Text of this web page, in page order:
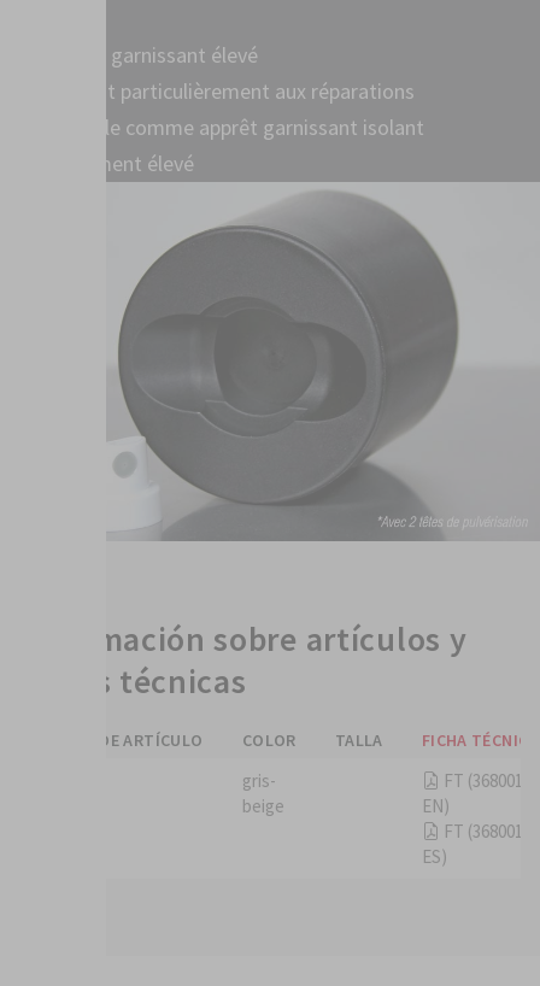
Pouvoir garnissant élevé
Convient particulièrement aux réparations
Utilisable comme apprêt garnissant isolant
Rendement élevé
Información sobre artículos y
fichas técnicas
NÚMERO DE ARTÍCULO COLOR TALLA FICHA TÉCNICA
gris-
beige
FT (3680019,
EN)
FT (3680019,
ES)